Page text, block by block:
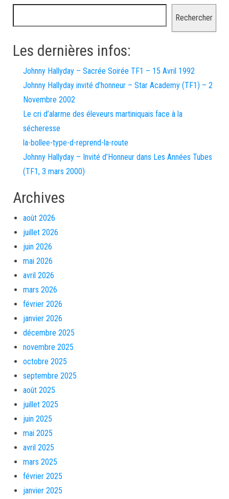
Rechercher
Les dernières infos:
Johnny Hallyday – Sacrée Soirée TF1 – 15 Avril 1992
Johnny Hallyday invité d’honneur – Star Academy (TF1) – 2
Novembre 2002
Le cri d’alarme des éleveurs martiniquais face à la
sécheresse
la-bollee-type-d-reprend-la-route
Johnny Hallyday – Invité d’Honneur dans Les Années Tubes
(TF1, 3 mars 2000)
Archives
août 2026
juillet 2026
juin 2026
mai 2026
avril 2026
mars 2026
février 2026
janvier 2026
décembre 2025
novembre 2025
octobre 2025
septembre 2025
août 2025
juillet 2025
juin 2025
mai 2025
avril 2025
mars 2025
février 2025
janvier 2025